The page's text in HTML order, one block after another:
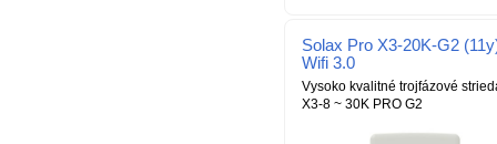
Solax Pro X3-20K-G2
Wifi 3.0
Vysoko kvalitné trojfázové
X3-8 ~ 30K PRO G2